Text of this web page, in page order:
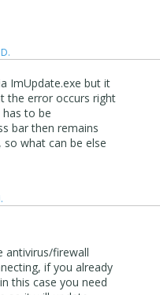
ImUpdate.exe but it
the error occurs right
to be
bar then remains
what can be else
antivirus/firewall
if you already
this case you need